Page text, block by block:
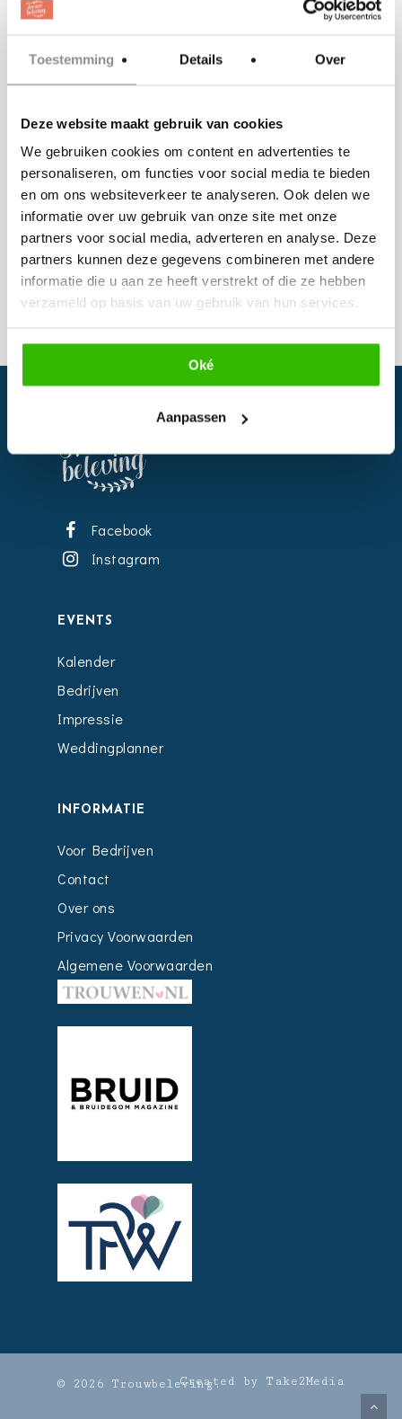
Toestemming Details Over
Deze website maakt gebruik van cookies
We gebruiken cookies om content en advertenties te
personaliseren, om functies voor social media te bieden
en om ons websiteverkeer te analyseren. Ook delen we
informatie over uw gebruik van onze site met onze
partners voor social media, adverteren en analyse. Deze
partners kunnen deze gegevens combineren met andere
informatie die u aan ze heeft verstrekt of die ze hebben
verzameld op basis van uw gebruik van hun services.
Oké
Aanpassen
verwonderen en vermaken. Bij ons vind
plezier met de voorbereiding van de
mooiste dag van je leven.
Website: www.trouwen.nl
Facebook
Instagram
EVENTS
Kalender
Bedrijven
Impressie
Weddingplanner
INFORMATIE
Voor Bedrijven
Contact
Over ons
Privacy Voorwaarden
Algemene Voorwaarden
© 2026 Trouwbeleving.Created by Take2Media